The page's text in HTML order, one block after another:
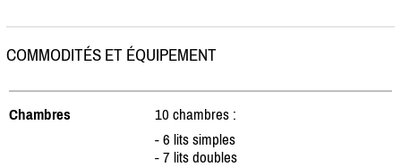
COMMODITÉS ET ÉQUIPEMENT
Chambres
10 chambres :
- 6 lits simples
- 7 lits doubles